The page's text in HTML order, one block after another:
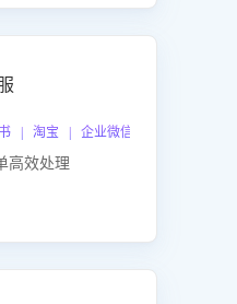
| 淘宝 | 企业微信
高效处理